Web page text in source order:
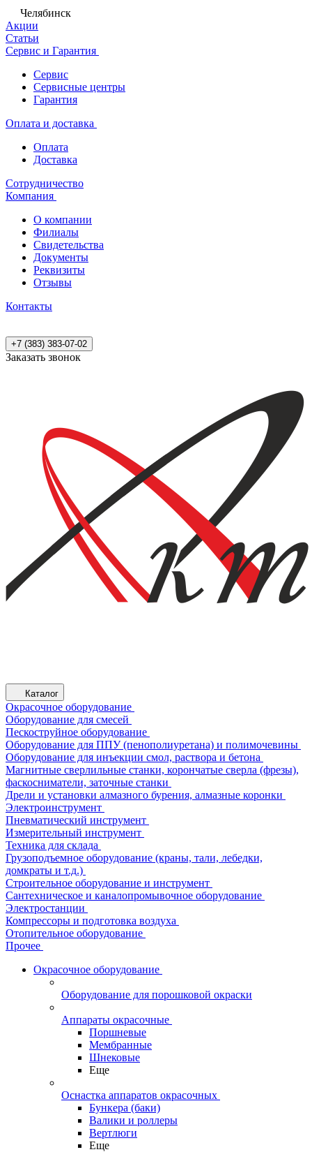
Челябинск
Акции
Статьи
Сервис и Гарантия
Сервис
Сервисные центры
Гарантия
Оплата и доставка
Оплата
Доставка
Сотрудничество
Компания
О компании
Филиалы
Свидетельства
Документы
Реквизиты
Отзывы
Контакты
+7 (383) 383-07-02
Заказать звонок
Каталог
Окрасочное оборудование
Оборудование для смесей
Пескоструйное оборудование
Оборудование для ППУ (пенополиуретана) и полимочевины
Оборудование для инъекции смол, раствора и бетона
Магнитные сверлильные станки, корончатые сверла (фрезы),
фаскосниматели, заточные станки
Дрели и установки алмазного бурения, алмазные коронки
Электроинструмент
Пневматический инструмент
Измерительный инструмент
Техника для склада
Грузоподъемное оборудование (краны, тали, лебедки,
домкраты и т.д.)
Строительное оборудование и инструмент
Сантехническое и каналопромывочное оборудование
Электростанции
Компрессоры и подготовка воздуха
Отопительное оборудование
Прочее
Окрасочное оборудование
Оборудование для порошковой окраски
Аппараты окрасочные
Поршневые
Мембранные
Шнековые
Еще
Оснастка аппаратов окрасочных
Бункера (баки)
Валики и роллеры
Вертлюги
Еще